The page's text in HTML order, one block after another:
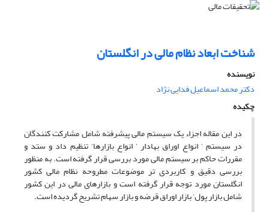
شناخت ابعاد نظام مالی در انگلستان
نویسنده
دکتر محمد اسماعیل فدایی نژاد
چکیده
در این مقاله اجزاء یک سیستم مالی پیشرفته شامل مشارکت کنندگان
در سیستم ‘ انواع اوراق بهادار ‘ انواع بازارها‘ تنظیم داد و ستد و
مقررات حاکم بر سیستم مالی مورد بررسی قرار گرفته است. به منظور
بررسی دقیق و کاربردی تر موضوعات مطروحه نظام مالی کشور
انگلستان مورد توجه قرار گرفته است و بازارهای مالی در این کشور
شامل بازار پول‘ بازار اوراق قرضه و بازار سهام تشریح گردیده است.